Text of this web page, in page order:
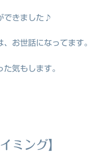
できました♪
お世話になってます。
気もします。
ミング】